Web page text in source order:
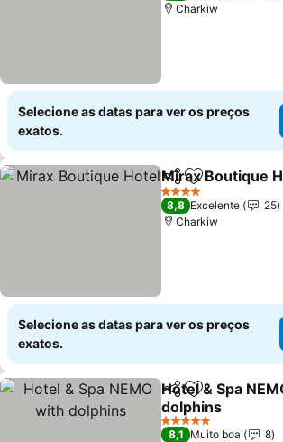
Charkiw
Selecione as datas para ver os preços
exatos.
PartilharAdicionar
Mirax Boutique
4 Estrelas
8,8 Excelente
25
Charkiw
Selecione as datas para ver os preços
exatos.
PartilharAdicionar
Hotel & Spa
dolphins
Ver preços
5 Estrelas
8,1 Muito boa
8